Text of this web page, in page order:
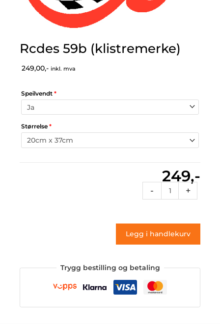
Rcdes 59b (klistremerke)
249,00,- inkl. mva
Speilvendt *
Størrelse *
249,-
-
59b
antall
+
Legg i handlekurv
Trygg bestilling og betaling